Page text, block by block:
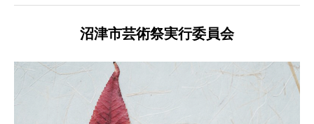
沼津市芸術祭実行委員会